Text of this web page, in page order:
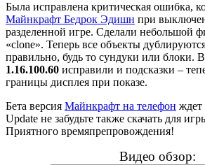
Была исправлена критическая ошибка,
Майнкрафт Бедрок Эдишн при
разделенной игре. Сделали небольшой
«clone». Теперь все объекты
правильно, будь то сундуки или блоки. В
1.16.100.60 исправили и подсказки –
границы дисплея при показе.
Бета версия Майнкрафт на телефон ждет
Update не забудьте также скачать для
Приятного времяпрепровождения!
Видео обзор: